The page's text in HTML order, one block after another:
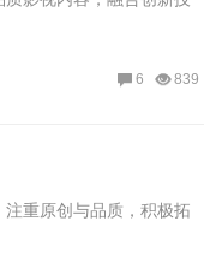
839
6
重原创与品质，积极拓